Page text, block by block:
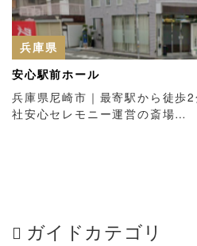
兵庫県
安心駅前ホール
兵庫県尼崎市｜最寄駅から徒歩
社安心セレモニー運営の斎場…
ガイドカテゴリ